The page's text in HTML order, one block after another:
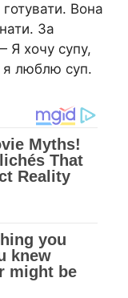
Вона
За
Я хочу супу,
я люблю суп.